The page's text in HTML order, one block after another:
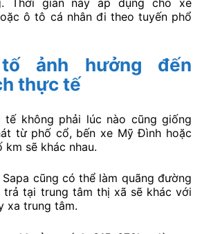
Thời gian này áp dụng cho xe
ô tô cá nhân đi theo tuyến phổ
ảnh hưởng đến
thực tế
tế không phải lúc nào cũng giống
từ phố cổ, bến xe Mỹ Đình hoặc
km sẽ khác nhau.
cũng có thể làm quãng đường
trả tại trung tâm thị xã sẽ khác với
xa trung tâm.